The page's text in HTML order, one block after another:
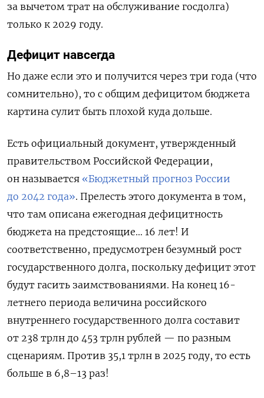
за вычетом трат на обслуживание госдолга)
только к 2029 году.
Дефицит навсегда
Но даже если это и получится через три года (что
сомнительно), то с общим дефицитом бюджета
картина сулит быть плохой куда дольше.
Есть официальный документ, утвержденный
правительством Российской Федерации,
он называется «Бюджетный прогноз России
до 2042 года». Прелесть этого документа в том,
что там описана ежегодная дефицитность
бюджета на предстоящие… 16 лет! И
соответственно, предусмотрен безумный рост
государственного долга, поскольку дефицит этот
будут гасить заимствованиями. На конец 16-
летнего периода величина российского
внутреннего государственного долга составит
от 238 трлн до 453 трлн рублей — по разным
сценариям. Против 35,1 трлн в 2025 году, то есть
больше в 6,8–13 раз!